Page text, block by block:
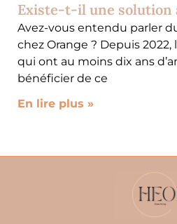
Existe-t-il une solution
Avez-vous entendu parler
chez Orange ? Depuis 2022,
qui ont au moins dix ans
bénéficier de ce
En lire plus »